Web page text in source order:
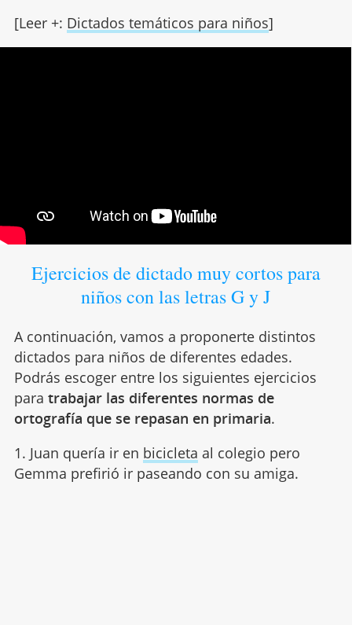
[Leer +: Dictados temáticos para niños]
Ejercicios de dictado muy cortos para
niños con las letras G y J
A continuación, vamos a proponerte distintos
dictados para niños de diferentes edades.
Podrás escoger entre los siguientes ejercicios
para trabajar las diferentes normas de
ortografía que se repasan en primaria.
1. Juan quería ir en bicicleta al colegio pero
Gemma prefirió ir paseando con su amiga.